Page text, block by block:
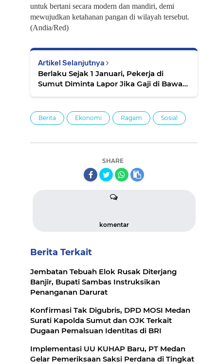
untuk bertani secara modern dan mandiri, demi
mewujudkan ketahanan pangan di wilayah tersebut.
(Andia/Red)
Artikel Selanjutnya
Berlaku Sejak 1 Januari, Pekerja di
Sumut Diminta Lapor Jika Gaji di Bawah
Berita Ekonomi Ragam Sosial
SHARE
komentar
Berita Terkait
Jembatan Tebuah Elok Rusak Diterjang
Banjir, Bupati Sambas Instruksikan
Penanganan Darurat
Konfirmasi Tak Digubris, DPD MOSI Medan
Surati Kapolda Sumut dan OJK Terkait
Dugaan Pemalsuan Identitas di BRI
Implementasi UU KUHAP Baru, PT Medan
Gelar Pemeriksaan Saksi Perdana di Tingkat